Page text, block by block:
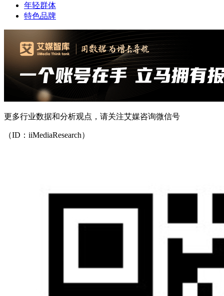
年轻群体
特色品牌
更多行业数据和分析观点，请关注艾媒咨询微信号
（ID：iiMediaResearch）